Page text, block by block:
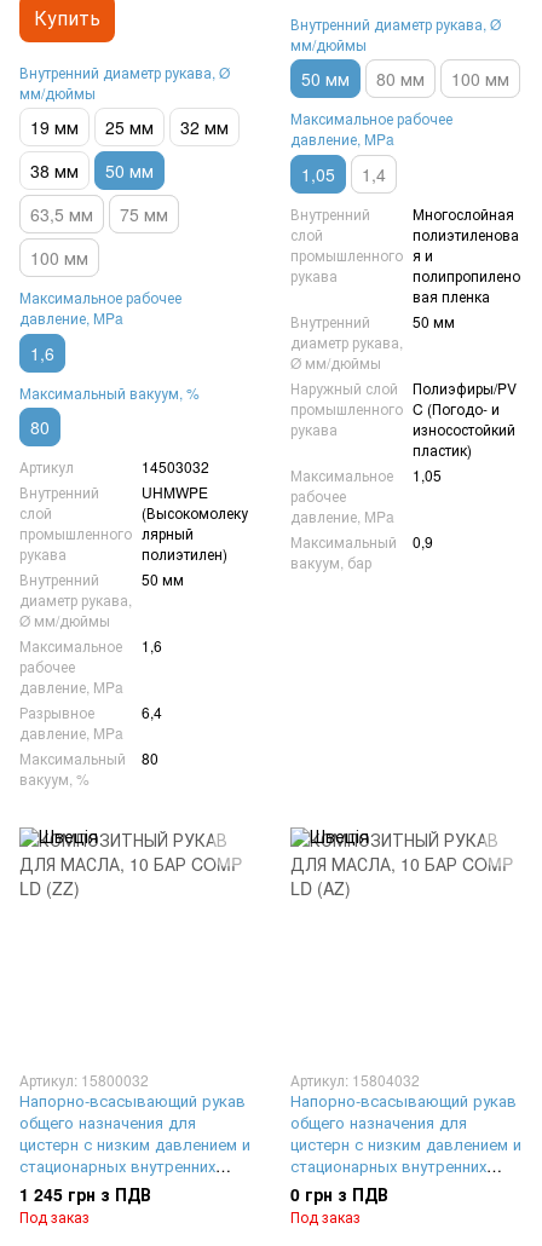
диаметр Ø 50 мм,
максимальное рабочее
выдерживает вакуум до 80 %
Купить
Внутренний диаметр рукава, Ø
мм/дюймы
19 мм 25 мм
32 мм
38 мм
50 мм
63,5 мм
75 мм
100 мм
Максимальное рабочее
давление, MPa
1,6
Максимальный вакуум, %
80
Артикул
14503032
Внутренний
слой
промышленного
рукава
UHMWPE
(Высокомолеку
лярный
полиэтилен)
Внутренний
диаметр рукава,
Ø мм/дюймы
50 мм
Максимальное
рабочее
давление, MPa
1,6
Разрывное
давление, MPa
6,4
Максимальный
вакуум, %
80
максимальное рабочее
давление 10,5 Бар (1,05 MPa),
выдерживает вакуум до 0,9
Бар
Внутренний диаметр рукава, Ø
мм/дюймы
50 мм 80 мм 100 мм
Максимальное рабочее
давление, MPa
1,05 1,4
Внутренний
слой
промышленного
рукава
Многослойная
полиэтиленова
я и
полипропилено
вая пленка
Внутренний
диаметр рукава,
Ø мм/дюймы
50 мм
Наружный слой
промышленного
рукава
Полиэфиры/PV
C (Погодо- и
износостойкий
пластик)
Максимальное
рабочее
давление, MPa
1,05
Максимальный
вакуум, бар
0,9
Артикул: 15800032
Напорно-всасывающий рукав
общего назначения для
цистерн с низким давлением и
стационарных внутренних
резервуаров | внутренний
диаметр Ø 50 мм,
максимальное рабочее
1 245 грн з ПДВ
Под заказ
Артикул: 15804032
Напорно-всасывающий рукав
общего назначения для
цистерн с низким давлением и
стационарных внутренних
резервуаров | внутренний
диаметр Ø 50 мм,
максимальное рабочее
0 грн з ПДВ
Под заказ